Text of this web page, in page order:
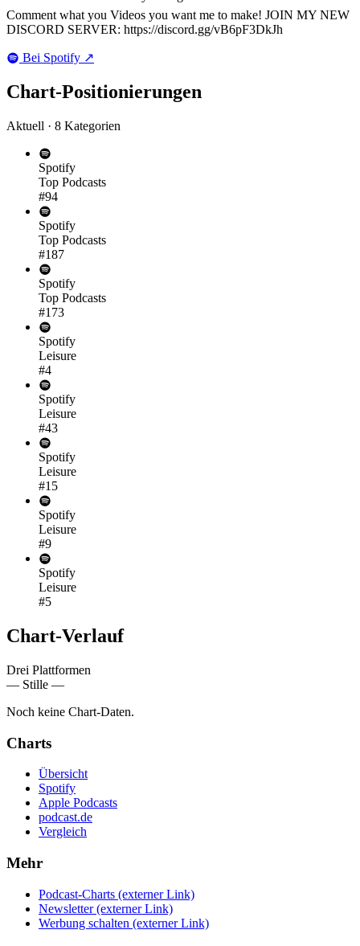
Comment what you Videos you want me to make! JOIN MY NEW
DISCORD SERVER: https://discord.gg/vB6pF3DkJh
Bei Spotify ↗
Chart-Positionierungen
Aktuell · 8 Kategorien
Spotify
Top Podcasts
#94
Spotify
Top Podcasts
#187
Spotify
Top Podcasts
#173
Spotify
Leisure
#4
Spotify
Leisure
#43
Spotify
Leisure
#15
Spotify
Leisure
#9
Spotify
Leisure
#5
Chart-Verlauf
Drei Plattformen
— Stille —
Noch keine Chart-Daten.
Charts
Übersicht
Spotify
Apple Podcasts
podcast.de
Vergleich
Mehr
Podcast-Charts (externer Link)
Newsletter (externer Link)
Werbung schalten (externer Link)